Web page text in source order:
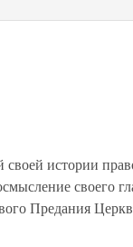
истории
своего
Предания